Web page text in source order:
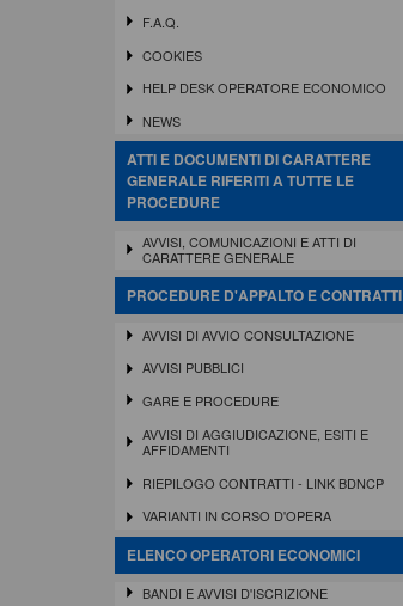
F.A.Q.
COOKIES
HELP DESK OPERATORE ECONOMICO
NEWS
ATTI E DOCUMENTI DI CARATTERE
GENERALE RIFERITI A TUTTE LE
PROCEDURE
AVVISI, COMUNICAZIONI E ATTI DI
CARATTERE GENERALE
PROCEDURE D'APPALTO E CONTRATTI
AVVISI DI AVVIO CONSULTAZIONE
AVVISI PUBBLICI
GARE E PROCEDURE
AVVISI DI AGGIUDICAZIONE, ESITI E
AFFIDAMENTI
RIEPILOGO CONTRATTI - LINK BDNCP
VARIANTI IN CORSO D'OPERA
ELENCO OPERATORI ECONOMICI
BANDI E AVVISI D'ISCRIZIONE